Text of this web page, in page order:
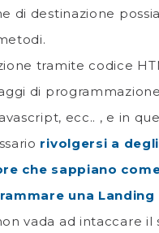
di destinazione
tramite codice
di
ecc.. , e in
rivolgersi a
che sappiano
una Landing
vada ad intaccare il